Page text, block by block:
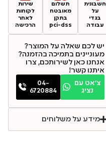
חשבונית
על
בגדי
עבודה
תשלום
מאובטח
בתקן
pci-dss
שירות
לקוחות
לאחר
הרכישה
יש לכם שאלה על המוצר?
מעוניינים בתמיכה בהזמנה?
אנחנו כאן לשירותכם, צרו
איתנו קשר!
צ׳אט עם
נציג
04-
6720884
מידע על משלוחים